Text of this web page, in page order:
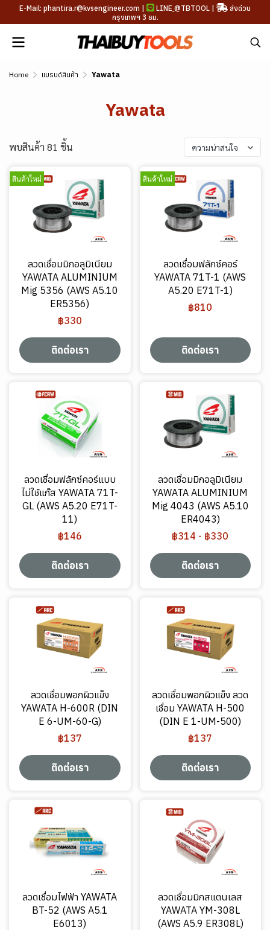
E-Mail: phantira.r@kvsengineer.com | LINE @TBTOOL |
ส่งด่วน
กรุงเทพฯ 3 ชม.
Home แบรนด์สินค้า Yawata
Yawata
พบสินค้า 81 ชิ้น ความน่าสนใจ
สินค้าใหม่
ลวดเชื่อมมิกอลูมิเนียม
YAWATA ALUMINIUM
Mig 5356 (AWS A5.10
ER5356)
฿330
ติดต่อเรา
สินค้าใหม่
ลวดเชื่อมฟลักซ์คอร์
YAWATA 71T-1 (AWS
A5.20 E71T-1)
฿810
ติดต่อเรา
ลวดเชื่อมฟลักซ์คอร์แบบ
ไม่ใช้แก๊ส YAWATA 71T-
GL (AWS A5.20 E71T-
11)
฿146
ติดต่อเรา
ลวดเชื่อมมิกอลูมิเนียม
YAWATA ALUMINIUM
Mig 4043 (AWS A5.10
ER4043)
฿314 - ฿330
ติดต่อเรา
ลวดเชื่อมพอกผิวแข็ง
YAWATA H-600R (DIN
E 6-UM-60-G)
฿137
ติดต่อเรา
ลวดเชื่อมพอกผิวแข็ง ลวด
เชื่อม YAWATA H-500
(DIN E 1-UM-500)
฿137
ติดต่อเรา
ลวดเชื่อมไฟฟ้า YAWATA
BT-52 (AWS A5.1
E6013)
ลวดเชื่อมมิกสแตนเลส
YAWATA YM-308L
(AWS A5.9 ER308L)